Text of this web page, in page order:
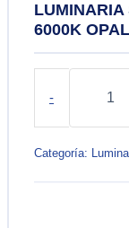
LUMINARIA
6000K
-
SENSOR
60W
Categoría: